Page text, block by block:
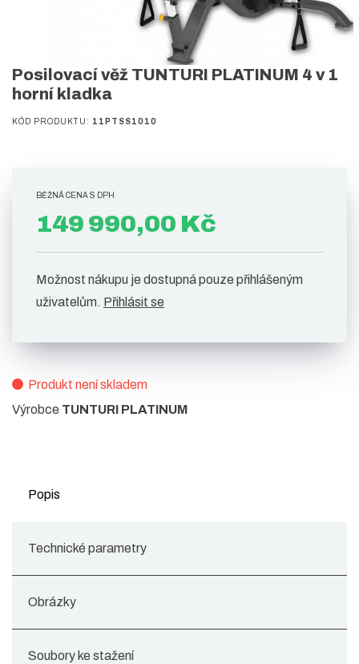
Posilovací věž TUNTURI PLATINUM 4 v 1
horní kladka
KÓD PRODUKTU: 11PTSS1010
BĚŽNÁ CENA S DPH
149 990,00 Kč
Možnost nákupu je dostupná pouze přihlášeným
uživatelům. Přihlásit se
Produkt není skladem
Výrobce TUNTURI PLATINUM
Popis
Technické parametry
Obrázky
Soubory ke stažení